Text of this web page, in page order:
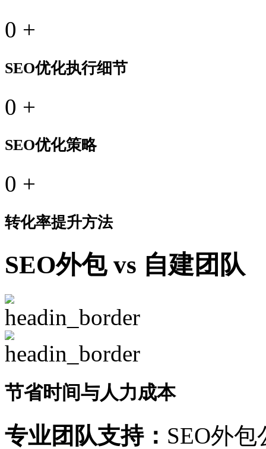
0 +
SEO优化执行细节
0 +
SEO优化策略
0 +
转化率提升方法
SEO外包 vs 自建团队
节省时间与人力成本
专业团队支持： SEO外